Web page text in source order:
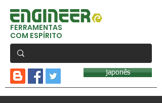
FERRAMENTAS
COM ESPÍRITO
japonês